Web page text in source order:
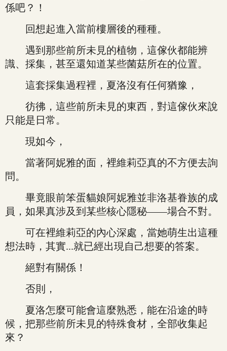
係吧？！
回想起進入當前樓層後的種種。
遇到那些前所未見的植物，這傢伙都能辨
識、採集，甚至還知道某些菌菇所在的位置。
這套採集過程裡，夏洛沒有任何猶豫，
彷彿，這些前所未見的東西，對這傢伙來說
只能是日常。
現如今，
當著阿妮雅的面，裡維莉亞真的不方便去詢
問。
畢竟眼前笨蛋貓娘阿妮雅並非洛基眷族的成
員，如果真涉及到某些核心隱秘——場合不對。
可在裡維莉亞的內心深處，當她萌生出這種
想法時，其實...就已經出現自己想要的答案。
絕對有關係！
否則，
夏洛怎麼可能會這麼熟悉，能在沿途的時
候，把那些前所未見的特殊食材，全部收集起
來？